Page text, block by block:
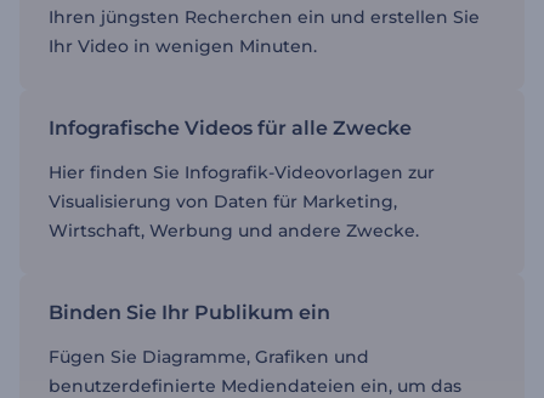
Ihren jüngsten Recherchen ein und erstellen Sie
Ihr Video in wenigen Minuten.
Infografische Videos für alle Zwecke
Hier finden Sie Infografik-Videovorlagen zur
Visualisierung von Daten für Marketing,
Wirtschaft, Werbung und andere Zwecke.
Binden Sie Ihr Publikum ein
Fügen Sie Diagramme, Grafiken und
benutzerdefinierte Mediendateien ein, um das